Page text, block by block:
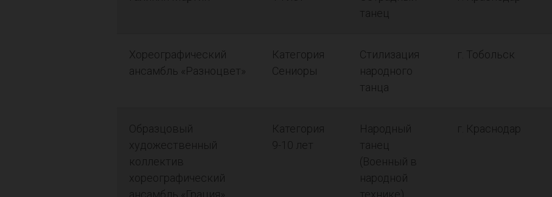
танец
Хореографический
ансамбль «Разноцвет»
Категория
Сениоры
Стилизация
народного
танца
г. Тобольск
Образцовый
художественный
коллектив
хореографический
ансамбль «Грация»
Категория
9-10 лет
Народный
танец
(Военный в
народной
технике)
г. Краснодар